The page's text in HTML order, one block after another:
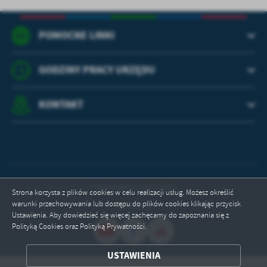
Strona korzysta z plików cookies w celu realizacji usług. Możesz określić
warunki przechowywania lub dostępu do plików cookies klikając przycisk
Ustawienia. Aby dowiedzieć się więcej zachęcamy do zapoznania się z
Polityką Cookies oraz Polityką Prywatności.
USTAWIENIA
społecznościowych.
ZAPISZ WYBRANE
POMOCNE LINKI
GODZINY PRACY URZĘDU
KONTAKT
Odwiedzin: 1413362
Online: 2